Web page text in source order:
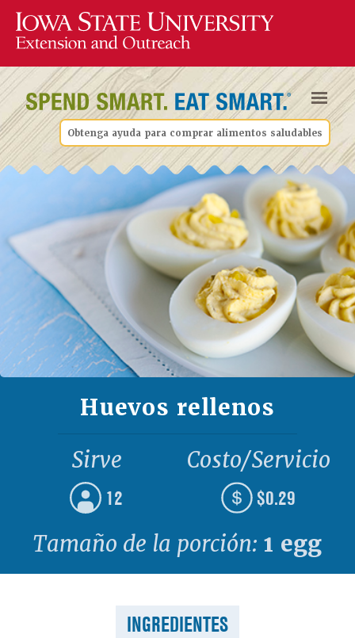
Obtenga ayuda para comprar alimentos saludables
Huevos rellenos
Sirve
12
Costo/Servicio
$0.29
Tamaño de la porción: 1 egg
INGREDIENTES